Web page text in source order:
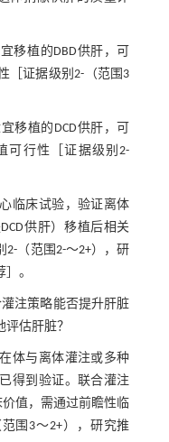
移植的DBD供肝，可
［证据级别2-（范围3
移植的DCD供肝，可
可行性［证据级别2-
临床试验，验证离体
供肝）移植后相关
2-（范围2-～2+），研
。
注策略能否提升肝脏
估肝脏？
体与离体灌注或多种
得到验证。联合灌注
价值，需通过前瞻性临
围3～2+），研究推